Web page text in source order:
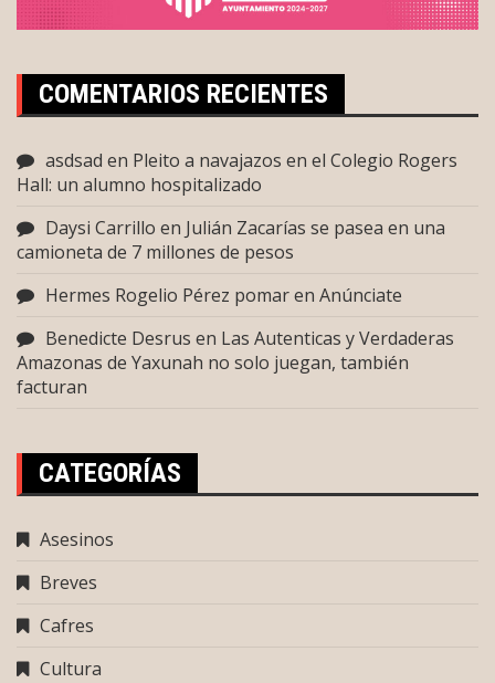
COMENTARIOS RECIENTES
asdsad en Pleito a navajazos en el Colegio Rogers
Hall: un alumno hospitalizado
Daysi Carrillo en Julián Zacarías se pasea en una
camioneta de 7 millones de pesos
Hermes Rogelio Pérez pomaren Anúnciate
Benedicte Desrus en Las Autenticas y Verdaderas
Amazonas de Yaxunah no solo juegan, también
facturan
CATEGORÍAS
Asesinos
Breves
Cafres
Cultura